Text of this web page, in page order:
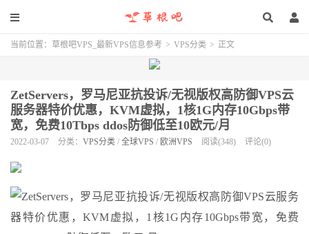
当前位置： 草根吧VPS_最新VPS信息参考 > VPS分类 > 正文
ZetServers，罗马尼亚抗投诉/无视版权高防御VPS云
服务器特价优惠，KVM虚拟，1核1G内存10Gbps带
宽，免费10Tbps ddos防御低至10欧元/月
2022-03-07 分类： VPS分类 / 全球VPS / 欧洲VPS 阅读(348) 评论(0)